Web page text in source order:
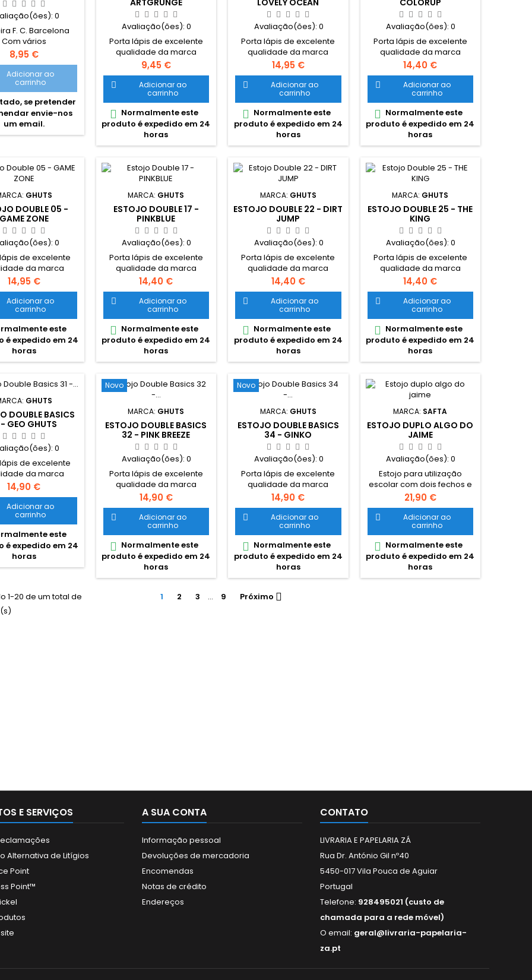
0
F. C. Barcelona
Com vários
interiores
com fecho para
moedas
125xx95 mm
Preço
8,95 €
Adicionar ao
carrinho
se pretender
envie-nos
um email.
Avaliação(ões):0
Porta lápis de excelente
qualidade da marca
portuguesa Ghuts Estojo
redondo, prático e
funcional para uso escolar.
Dimensões: 22,5 x 6 x 6 cm
Características: Polyester
600D; Fecho e cursor
certificados YKK
Preço
9,45 €

Adicionar ao
carrinho
 Normalmente este
produto é expedido em 24
horas
Avaliação(ões): 0
Porta lápis de excelente
qualidade da marca
portuguesa Ghuts Estojo
duplo, com dois
compartimentos e dois
fechos. Dimensões: 20,5 x
9,5 x 8 cm Características:
Polyester 600D; Fechos e
cursor certificados YKK
Preço
14,95 €

Adicionar ao
carrinho
 Normalmente este
produto é expedido em 24
horas
Avaliação(ões):0
Porta lápis de excelente
qualidade da marca
portuguesa Ghuts Estojo
duplo, com dois
compartimentos e dois
fechos. Dimensões: 20,5 x
9,5 x 8 cm Características:
Polyester 600D; Fechos e
cursor certificados YKK
Preço
14,40 €

Adicionar ao
carrinho
 Normalmente este
produto é expedido em 24
horas
GHUTS
DOUBLE 05 -
GAME ZONE
0
de excelente
da marca
Ghuts Estojo
com dois
e dois
Dimensões: 20,5 x
Características:
600D; Fechos e
certificados YKK
Preço
14,95 €
Adicionar ao
carrinho
este
é expedido em 24
horas
MARCA: GHUTS
ESTOJO DOUBLE 17 -
PINKBLUE
Avaliação(ões):0
Porta lápis de excelente
qualidade da marca
portuguesa Ghuts Estojo
duplo, com dois
compartimentos e dois
fechos. Dimensões: 20,5 x
9,5 x 8 cm Características:
Polyester 600D; Fechos e
cursor certificados YKK
Preço
14,40 €

Adicionar ao
carrinho
 Normalmente este
produto é expedido em 24
horas
MARCA: GHUTS
ESTOJO DOUBLE 22 - DIRT
JUMP
Avaliação(ões): 0
Porta lápis de excelente
qualidade da marca
portuguesa Ghuts Estojo
duplo, com dois
compartimentos e dois
fechos. Dimensões: 20,5 x
9,5 x 8 cm Características:
Polyester 600D; Fechos e
cursor certificados YKK
Preço
14,40 €

Adicionar ao
carrinho
 Normalmente este
produto é expedido em 24
horas
MARCA: GHUTS
ESTOJO DOUBLE 25 - THE
KING
Avaliação(ões):0
Porta lápis de excelente
qualidade da marca
portuguesa Ghuts Estojo
duplo, com dois
compartimentos e dois
fechos. Dimensões: 20,5 x
9,5 x 8 cm Características:
Polyester 600D; Fechos e
cursor certificados YKK
Preço
14,40 €

Adicionar ao
carrinho
 Normalmente este
produto é expedido em 24
horas
GHUTS
DOUBLE BASICS
- GEO GHUTS
0
de excelente
da marca
Ghuts Estojo
com dois
e dois
Dimensões: 20,5 x
Características:
600D; Fechos e
certificados YKK
Preço
14,90 €
Adicionar ao
carrinho
este
é expedido em 24
horas
Novo
MARCA: GHUTS
ESTOJO DOUBLE BASICS
32 - PINK BREEZE
Avaliação(ões):0
Porta lápis de excelente
qualidade da marca
portuguesa Ghuts Estojo
duplo, com dois
compartimentos e dois
fechos. Dimensões: 20,5 x
9,5 x 8 cm Características:
Polyester 600D; Fechos e
cursor certificados YKK
Preço
14,90 €

Adicionar ao
carrinho
 Normalmente este
produto é expedido em 24
horas
Novo
MARCA: GHUTS
ESTOJO DOUBLE BASICS
34 - GINKO
Avaliação(ões): 0
Porta lápis de excelente
qualidade da marca
portuguesa Ghuts Estojo
duplo, com dois
compartimentos e dois
fechos. Dimensões: 20,5 x
9,5 x 8 cm Características:
Polyester 600D; Fechos e
cursor certificados YKK
Preço
14,90 €

Adicionar ao
carrinho
 Normalmente este
produto é expedido em 24
horas
MARCA: SAFTA
ESTOJO DUPLO ALGO DO
JAIME
Avaliação(ões):0
Estojo para utilização
escolar com dois fechos e
duas divisórias individuais.
Com 27 peças da safta
Dimensões: 125x40x195 mm
Preço
21,90 €

Adicionar ao
carrinho
 Normalmente este
produto é expedido em 24
horas
1-20 de um total de
1 2 3 … 9 Próximo 
E SERVIÇOS
Alternativa de Litígios
Point
Point™
A SUA CONTA
Informação pessoal
Devoluções de mercadoria
Encomendas
Notas de crédito
Endereços
CONTATO
LIVRARIA E PAPELARIA ZÁ
Rua Dr. António Gil nº40
5450-017 Vila Pouca de Aguiar
Portugal
Telefone: 928495021 (custo de
chamada para a rede móvel)
O email: geral@livraria-papelaria-
za.pt